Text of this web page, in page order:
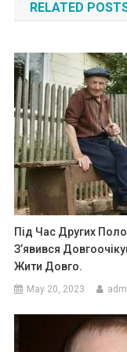
RELATED
Під Час Других
З’явився
Жити Довго.
May 20, 2023